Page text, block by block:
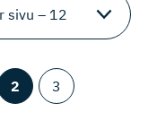
2 3